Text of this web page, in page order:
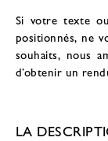
Si votre texte
positionnés, ne
souhaits, nous
d’obtenir un
LA